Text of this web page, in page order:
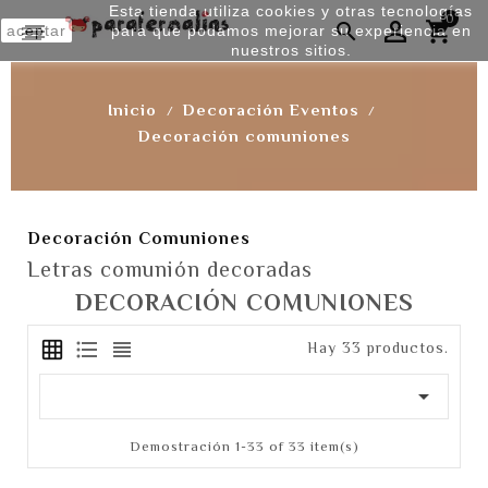

 0
Inicio
Decoración Eventos
Decoración comuniones
Decoración Comuniones
Letras comunión decoradas
DECORACIÓN COMUNIONES
Hay 33 productos.

Demostración 1-33 of 33 item(s)
aceptar
Esta tienda utiliza cookies y otras tecnologías
para que podamos mejorar su experiencia en
nuestros sitios.